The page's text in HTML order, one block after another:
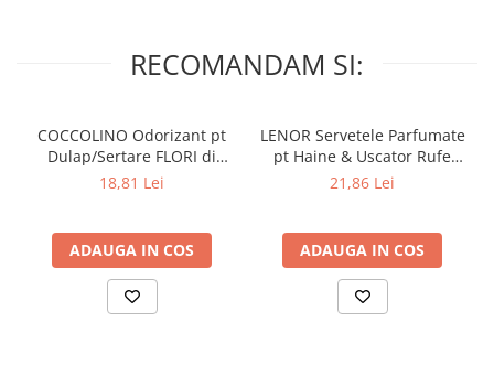
RECOMANDAM SI:
COCCOLINO Odorizant pt
Dulap/Sertare FLORI di
PRIMAVERA 3 buc
18,81 Lei
ADAUGA IN COS
LENOR Servetele Parfumate
pt Haine & Uscator Rufe
SPRING AWAKENING 34 buc
21,86 Lei
ADAUGA IN COS